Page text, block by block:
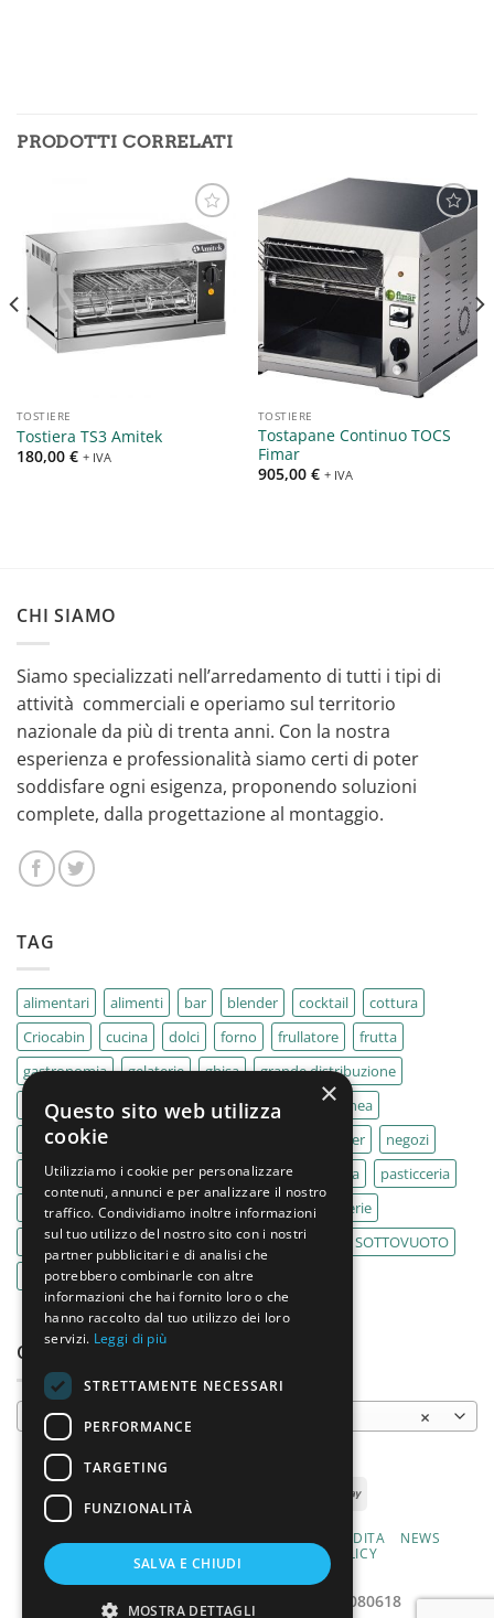
PRODOTTI CORRELATI
Aggiungi
alla lista
dei
desideri
TOSTIERE
Tostiera TS3 Amitek
180,00 € + IVA
Aggiungi
alla lista
dei
desideri
TOSTIERE
Tostapane Continuo TOCS
Fimar
905,00 € + IVA
CHI SIAMO
Siamo specializzati nell’arredamento di tutti i tipi di
attività commerciali e operiamo sul territorio
nazionale da più di trenta anni. Con la nostra
esperienza e professionalità siamo certi di poter
soddisfare ogni esigenza, proponendo soluzioni
complete, dalla progettazione al montaggio.
TAG
alimentari alimenti bar blender cocktail
cottura
Criocabin
cucina dolci forno frullatore
frutta
gastronomia
gelaterie ghisa
grande distribuzione
IMPASTATRICE
impastatrici kebab
La Felsinea
MACELLERIA
mixer
negozi
Outlet
pane panifici panificio paninoteca
pasticceria
pasticcerie
pescherie pizza pizzeria
pizzerie
PLANETARIA
pub ristoranti ristorazione
SOTTOVUOTO
supermercati
tavole calde tostiere
CATEGORIE PRODOTTO
×
Tostiere
CONDIZIONI DI VENDITA
NEWS
PRIVACY E COOKIE POLICY
MODALITÀ DI PAGAMENTO
2026 ©
Varlese s.r.l. | P.iva: 03786080618
×
Questo sito web utilizza
cookie
Utilizziamo i cookie per personalizzare
contenuti, annunci e per analizzare il nostro
traffico. Condividiamo inoltre informazioni
sul tuo utilizzo del nostro sito con i nostri
partner pubblicitari e di analisi che
potrebbero combinarle con altre
informazioni che hai fornito loro o che
hanno raccolto dal tuo utilizzo dei loro
servizi. Leggi di più
STRETTAMENTE NECESSARI
PERFORMANCE
TARGETING
FUNZIONALITÀ
SALVA E CHIUDI
MOSTRA DETTAGLI